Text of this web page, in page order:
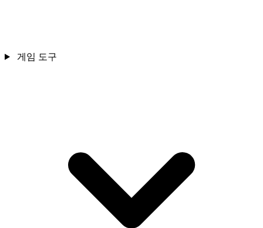
게임 도구